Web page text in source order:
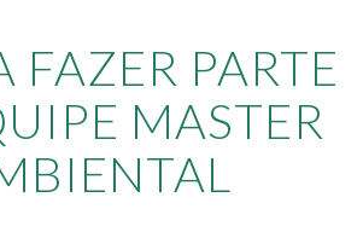
FAZER PARTE
MASTER